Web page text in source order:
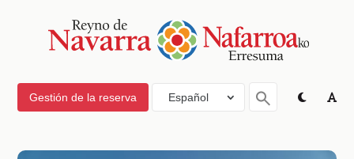
Gestión de la reserva Español